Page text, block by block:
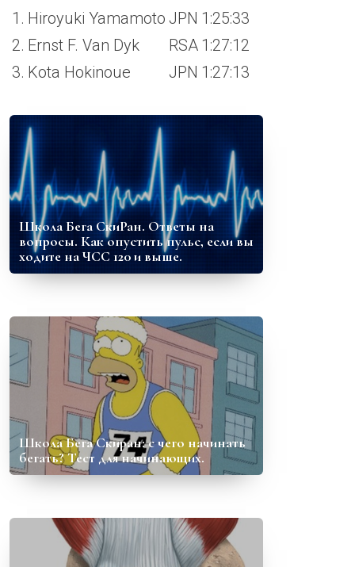
1. Hiroyuki Yamamoto JPN 1:25:33
2. Ernst F. Van Dyk RSA 1:27:12
3. Kota Hokinoue JPN 1:27:13
Школа Бега СкиРан. Ответы на
вопросы. Как опустить пульс, если вы
ходите на ЧСС 120 и выше.
Школа Бега Скиран: с чего начинать
бегать? Тест для начинающих.